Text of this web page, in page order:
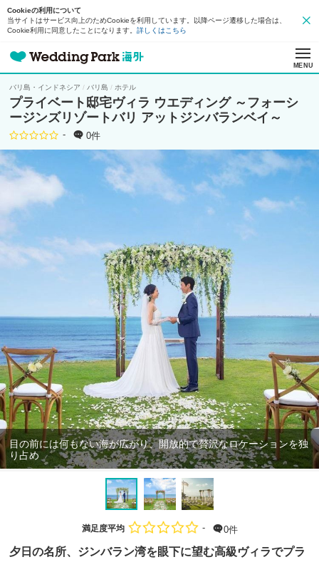
Cookieの利用について
当サイトはサービス向上のためCookieを利用しています。以降ページ遷移した場合は、
Cookie利用に同意したことになります。 詳しくはこちら
MENU
バリ島・インドネシア バリ島 ホテル
プライベート邸宅ヴィラ ウエディング ～フォーシ
ージンズリゾートバリ アットジンバランベイ～
- 0件
目の前には何もない海が広がり、開放的で贅沢なロケーションを独
り占め
満足度平均 - 0件
夕日の名所、ジンバラン湾を眼下に望む高級ヴィラでプラ